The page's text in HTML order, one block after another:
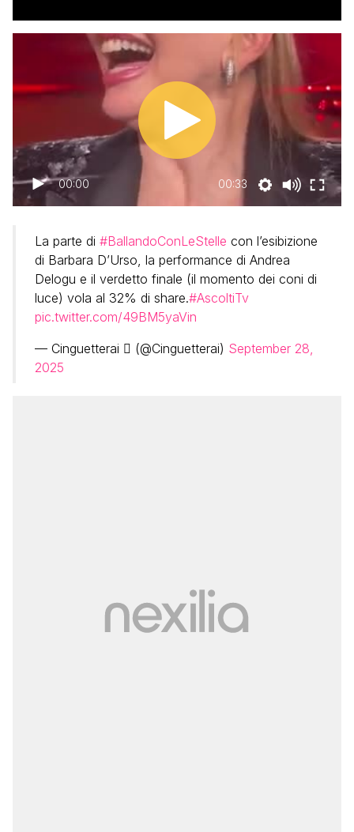
00:00 00:33
La parte di #BallandoConLeStelle con l’esibizione
di Barbara D’Urso, la performance di Andrea
Delogu e il verdetto finale (il momento dei coni di
luce) vola al 32% di share.#AscoltiTv
pic.twitter.com/49BM5yaVin
— Cinguetterai  (@Cinguetterai) September 28,
2025